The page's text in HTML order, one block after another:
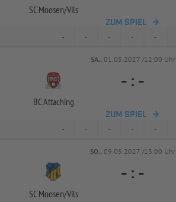
SC Moosen/Vils
ZUM SPIEL
- - - - -
SA.. 01.05.2027 /12:00 Uhr
BC Attaching
- : -
ZUM SPIEL
- - - - -
SO.. 09.05.2027 /13:00 Uhr
SC Moosen/Vils
- : -